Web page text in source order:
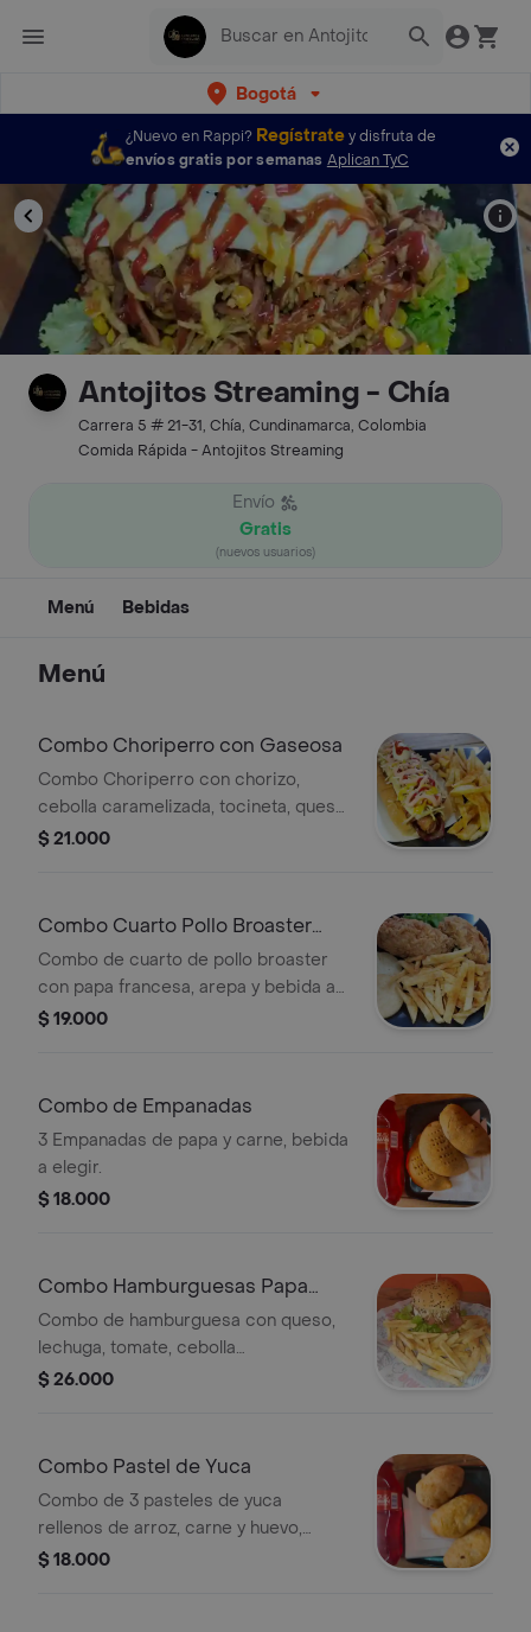
Bogotá
¿Nuevo en Rappi? Regístratey disfruta de
envíos gratis por semanas Aplican TyC
Antojitos Streaming - Chía
Carrera 5 # 21-31, Chía, Cundinamarca, Colombia
Comida Rápida - Antojitos Streaming
Envío
Gratis
(nuevos usuarios)
Menú Bebidas
Menú
Combo Choriperro con Gaseosa
Combo Choriperro con chorizo,
cebolla caramelizada, tocineta, queso,
huevo de codorniz, papas fritas,
$ 21.000
Combo Cuarto Pollo Broaster
con Gaseosa
Combo de cuarto de pollo broaster
con papa francesa, arepa y bebida a
elegir.
$ 19.000
Combo de Empanadas
3 Empanadas de papa y carne, bebida
a elegir.
$ 18.000
Combo Hamburguesas Papa
Francesa y Gaseosa
Combo de hamburguesa con queso,
lechuga, tomate, cebolla
caramelizada, tocineta, papas
$ 26.000
Combo Pastel de Yuca
Combo de 3 pasteles de yuca
rellenos de arroz, carne y huevo,
acompañado de una bebida a elegir.
$ 18.000